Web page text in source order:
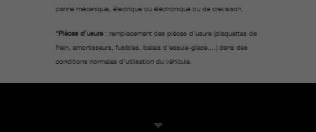
panne mécanique, électrique ou électronique ou de crevaison.
*Pièces d'usure : remplacement des pièces d'usure (plaquettes de
frein, amortisseurs, fusibles, balais d'essuie-glace....) dans des
conditions normales d'utilisation du véhicule.